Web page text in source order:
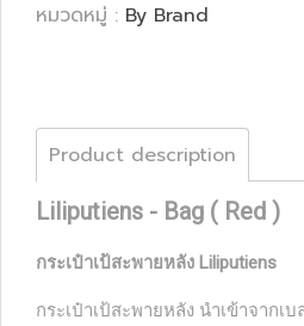
หมวดหมู่ : By Brand
Product description
Liliputiens - Bag ( Red )
กระเป๋าเป้สะพายหลัง Liliputiens
กระเป๋าเป้สะพายหลัง นำเข้าจากเบ